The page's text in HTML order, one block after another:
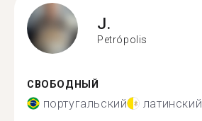
J.
Petrópolis
СВОБОДНЫЙ
португальский латинский